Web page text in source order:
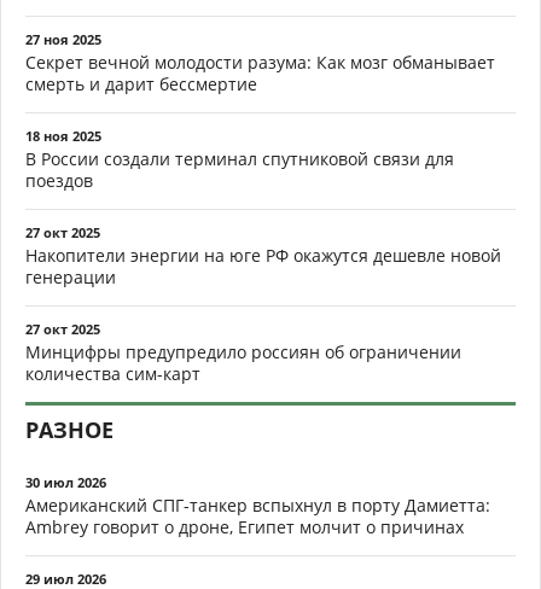
27 ноя 2025
Секрет вечной молодости разума: Как мозг обманывает
смерть и дарит бессмертие
18 ноя 2025
В России создали терминал спутниковой связи для
поездов
27 окт 2025
Накопители энергии на юге РФ окажутся дешевле новой
генерации
27 окт 2025
Минцифры предупредило россиян об ограничении
количества сим-карт
РАЗНОЕ
30 июл 2026
Американский СПГ-танкер вспыхнул в порту Дамиетта:
Ambrey говорит о дроне, Египет молчит о причинах
29 июл 2026